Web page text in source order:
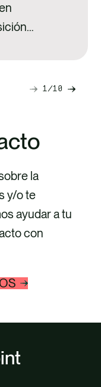
Diapositiva
1 10
la
y/o te
ayudar a tu
con